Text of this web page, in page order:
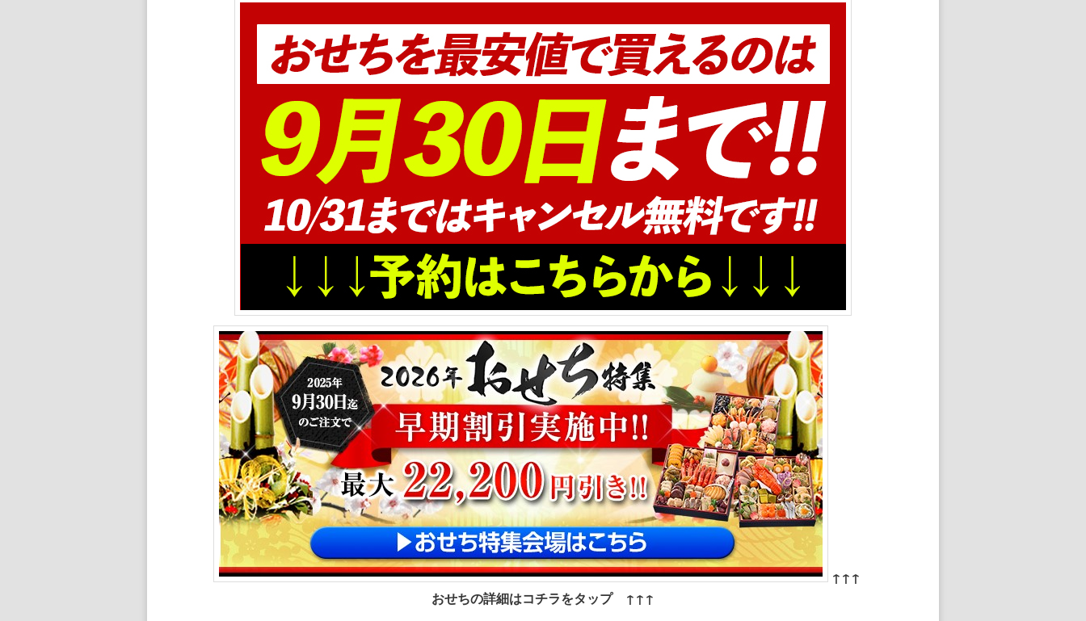
↑↑↑
おせちの詳細はコチラをタップ ↑↑↑